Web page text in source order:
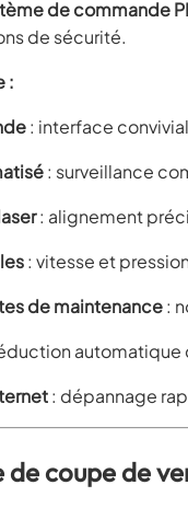
de commande
de sécurité.
:
: interface
: surveillance
: alignement
: vitesse et
de maintenance:
automatique
: dépannage
coupe de